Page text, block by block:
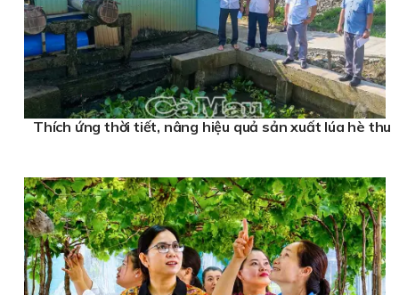
Thích ứng thời tiết, nâng hiệu quả sản xuất lúa hè thu